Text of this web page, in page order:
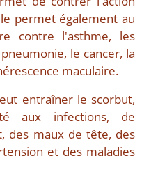
permet également au
contre l'asthme, les
le cancer, la
maculaire.
entraîner le scorbut,
aux infections, de
des maux de tête, des
et des maladies